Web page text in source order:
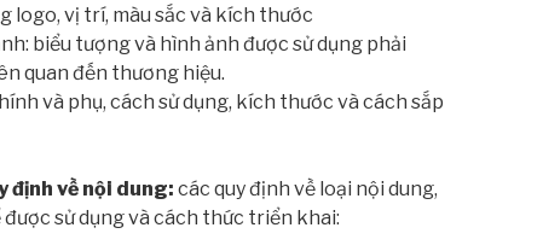
logo, vị trí, màu sắc và kích thước
biểu tượng và hình ảnh được sử dụng phải
quan đến thương hiệu.
và phụ, cách sử dụng, kích thước và cách sắp
định về nội dung: các quy định về loại nội dung,
sử dụng và cách thức triển khai: